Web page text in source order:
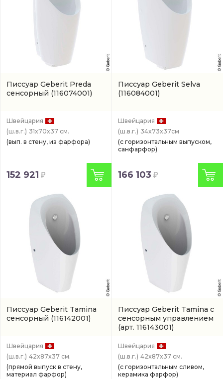
Писсуар Geberit Preda
сенсорный (116074001)
Швейцария
(ш.в.г.) 31x70x37 см.
(вып. в стену, из фарфора)
152 921
Писсуар Geberit Selva
(116084001)
Швейцария
(ш.в.г.) 34x73x37см
(с горизонтальным выпуском,
санфарфор)
166 103
Писсуар Geberit Tamina
сенсорный (116142001)
Швейцария
(ш.в.г.) 42x87x37 см.
(прямой выпуск в стену,
материал фарфор)
Писсуар Geberit Tamina с
сенсорным управлением
(арт. 116143001)
Швейцария
(ш.в.г.) 42x87x37 см.
(с горизонтальным сливом,
керамика фарфор)